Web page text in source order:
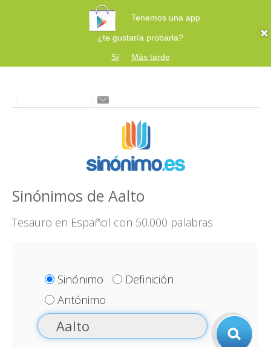
Tenemos una app
¿te gustaría probarla?
Sí
Más tarde
Sinónimos de Aalto
Tesauro en Español con 50.000 palabras
Sinónimo
Definición
Antónimo